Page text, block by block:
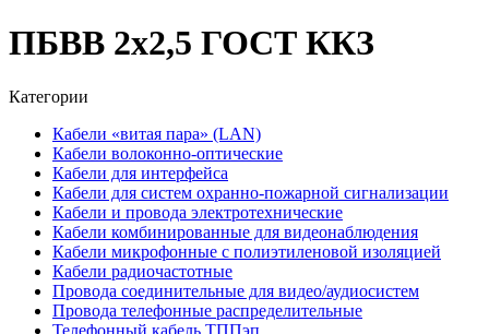
ПБВВ 2x2,5 ГОСТ ККЗ
Категории
Кабели «витая пара» (LAN)
Кабели волоконно-оптические
Кабели для интерфейса
Кабели для систем охранно-пожарной сигнализации
Кабели и провода электротехнические
Кабели комбинированные для видеонаблюдения
Кабели микрофонные с полиэтиленовой изоляцией
Кабели радиочастотные
Провода соединительные для видео/аудиосистем
Провода телефонные распределительные
Телефонный кабель ТППэп